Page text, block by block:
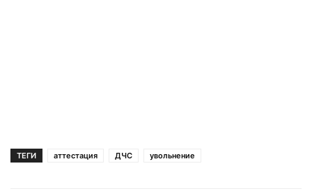
ТЕГИ аттестация ДЧС увольнение